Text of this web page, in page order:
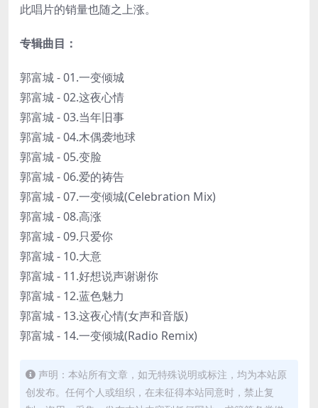
此唱片的销量也随之上涨。
专辑曲目：
郭富城 - 01.一变倾城
郭富城 - 02.这夜心情
郭富城 - 03.当年旧事
郭富城 - 04.木偶袭地球
郭富城 - 05.变脸
郭富城 - 06.爱的祷告
郭富城 - 07.一变倾城(Celebration Mix)
郭富城 - 08.高涨
郭富城 - 09.只爱你
郭富城 - 10.大意
郭富城 - 11.好想说声谢谢你
郭富城 - 12.蓝色魅力
郭富城 - 13.这夜心情(女声和音版)
郭富城 - 14.一变倾城(Radio Remix)
声明：本站所有文章，如无特殊说明或标注，均为本站原
创发布。任何个人或组织，在未征得本站同意时，禁止复